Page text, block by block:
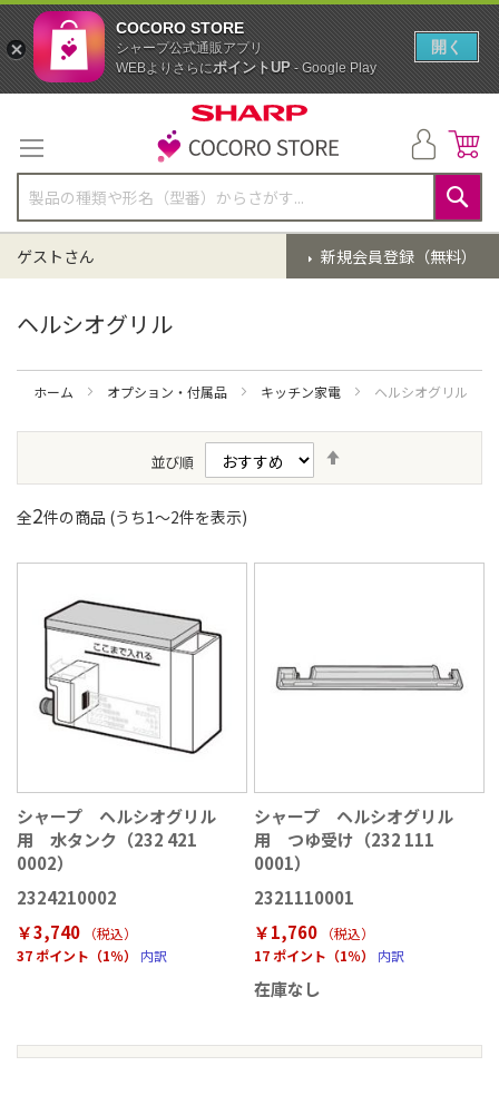
テ
ン
ツ
に
ス
キ
ッ
検
索
新規会員登録（無料）
ゲストさん
ヘルシオグリル
ホーム オプション・付属品 キッチン家電 ヘルシオグリル
並び順
全2件の商品 (うち1〜2件を表示)
シャープ ヘルシオグリル
用 水タンク（232 421
0002）
2324210002
￥3,740
（税込）
37 ポイント（1％）
内訳
シャープ ヘルシオグリル
用 つゆ受け（232 111
0001）
2321110001
￥1,760
（税込）
17 ポイント（1％）
内訳
在庫なし
COCORO STORE
シャープ公式通販アプリ
WEBよりさらにポイントUP- Google Play
開く